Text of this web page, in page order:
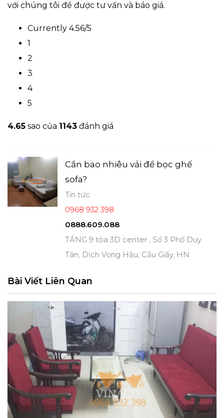
với chúng tôi để được tư vấn và báo giá.
Currently 4.56/5
1
2
3
4
5
4.65 sao của 1143 đánh giá
Cần bao nhiêu vải để bọc ghế
sofa?
Tin tức
0968 932 398
0888.609.088
TẦNG 9 tòa 3D center , Số 3 Phố Duy
Tân, Dịch Vọng Hậu, Cầu Giấy, HN
Bài Viết Liên Quan